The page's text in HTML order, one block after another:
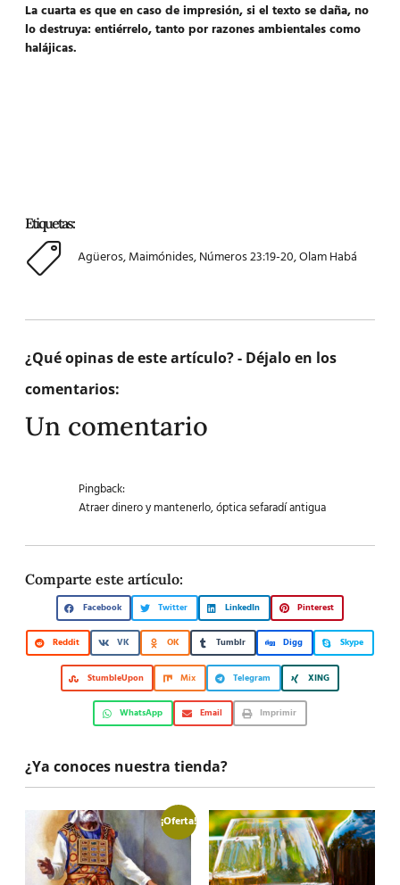
La cuarta es que en caso de impresión, si el texto se daña, no
lo destruya: entiérrelo, tanto por razones ambientales como
halájicas.
Etiquetas:
Agüeros,Maimónides,Números 23:19-20,Olam Habá
¿Qué opinas de este artículo? - Déjalo en los
comentarios:
Un comentario
Pingback:
Atraer dinero y mantenerlo, óptica sefaradí antigua
Comparte este artículo:
Facebook Twitter LinkedIn Pinterest
Reddit VK OK Tumblr Digg Skype
StumbleUpon Mix Telegram XING
WhatsApp Email Imprimir
¿Ya conoces nuestra tienda?
¡Oferta!